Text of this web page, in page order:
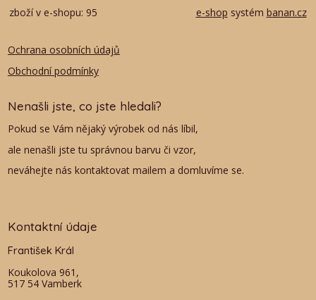
zboží v e-shopu: 95 e-shop systém banan.cz
Ochrana osobních údajů
Obchodní podmínky
Nenašli jste, co jste hledali?
Pokud se Vám nějaký výrobek od nás líbil,
ale nenašli jste tu správnou barvu či vzor,
neváhejte nás kontaktovat mailem a domluvíme se.
Kontaktní údaje
František Král
Koukolova 961,
517 54 Vamberk